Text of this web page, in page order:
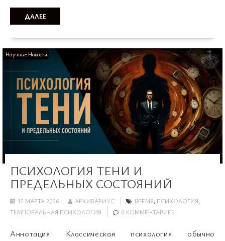
ДАЛЕЕ
Научные Новости
ПСИХОЛОГИЯ ТЕНИ И
ПРЕДЕЛЬНЫХ СОСТОЯНИЙ
12 МАРТА 2026 АРХИВАРИУС ВРЕМЯ, ПСИХОЛОГИЯ,
ТЕМПОРАЛЬНАЯ ПСИХОЛОГИЯ
0 КОММЕНТАРИЕВ
Аннотация Классическая психология обычно